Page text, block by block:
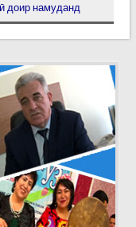
доир намуданд